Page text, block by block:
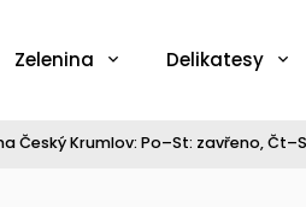
Zelenina Delikatesy
Český Krumlov: Po–St: zavřeno,